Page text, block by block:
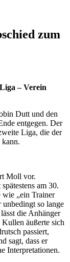
zum
– Verein
Dutt und den
entgegen. Der
Liga, die der
Moll vor.
am 30.
„ein Trainer
unbedingt so lange
die Anhänger
äußerte sich
passiert,
sagt, dass er
Interpretationen.